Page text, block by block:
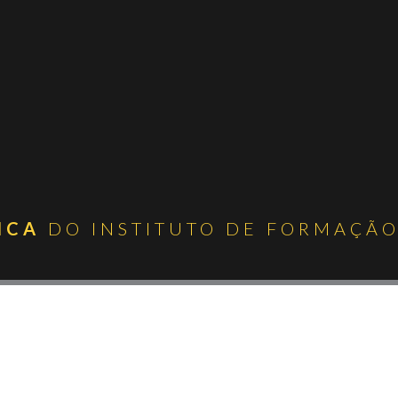
DO INSTITUTO DE